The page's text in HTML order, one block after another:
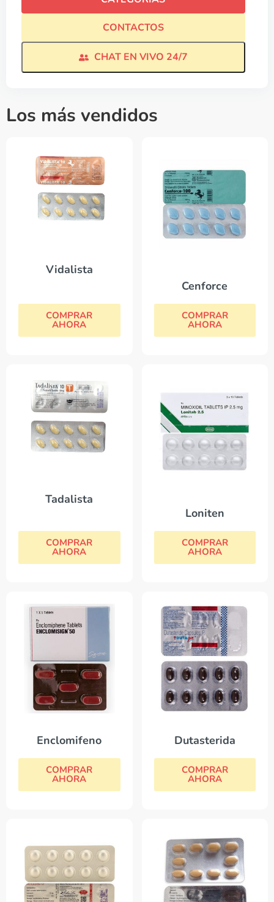
CONTACTOS
CHAT EN VIVO 24/7
Los más vendidos
Vidalista
COMPRAR
AHORA
Cenforce
COMPRAR
AHORA
Tadalista
COMPRAR
AHORA
Loniten
COMPRAR
AHORA
Enclomifeno
COMPRAR
AHORA
Dutasterida
COMPRAR
AHORA